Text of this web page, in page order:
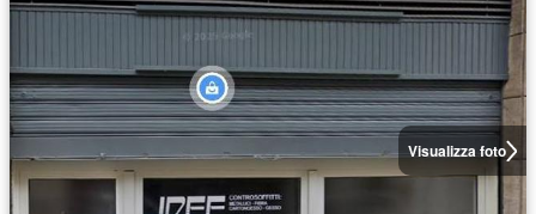
Visualizza foto